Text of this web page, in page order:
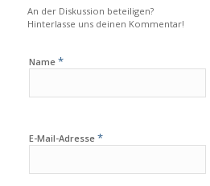
An der Diskussion beteiligen?
Hinterlasse uns deinen Kommentar!
Name *
E-Mail-Adresse *